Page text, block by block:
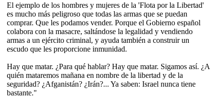
El ejemplo de los hombres y mujeres de la 'Flota por la Libertad'
es mucho más peligroso que todas las armas que se puedan
comprar. Que les podamos vender. Porque el Gobierno español
colabora con la masacre, saltándose la legalidad y vendiendo
armas a un ejército criminal, y ayuda también a construir un
escudo que les proporcione inmunidad.
Hay que matar. ¿Para qué hablar? Hay que matar. Sigamos así. ¿A
quién mataremos mañana en nombre de la libertad y de la
seguridad? ¿Afganistán? ¿Irán?... Ya saben: Israel nunca tiene
bastante."